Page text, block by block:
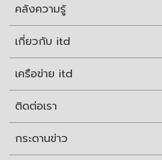
คลังความรู้
เกี่ยวกับ itd
เครือข่าย itd
ติดต่อเรา
กระดานข่าว